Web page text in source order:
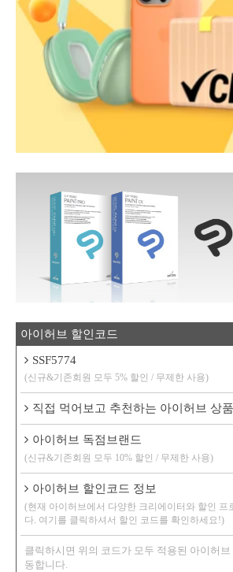
아이허브 할인코드
SSF5774
(신규&기존회원 모두 5% 할인 / 무제한 사용)
직접 먹어보고 추천하는 아이허브 상
아이허브 독점브랜드
(신규&기존회원 모두 10% 할인 / 무제한 사용)
아이허브 할인코드 정보
(현재 아이허브에서 다양한 크리에이터와 할인 프
다. 여기를 클릭하셔서 할인 코드를 확인하세요!)
클릭하시면 위의 코드가 모두 적용된 아이허브
동합니다.